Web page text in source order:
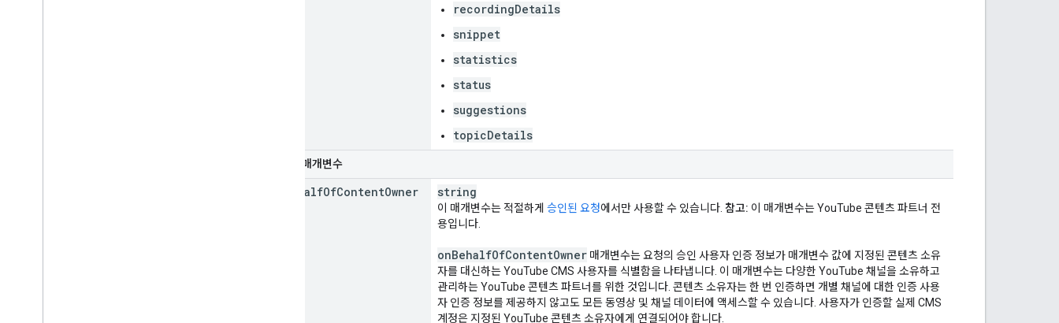
recordingDetails
snippet
statistics
status
suggestions
topicDetails
선택적 매개변수
BehalfOfContentOwner string
이 매개변수는 적절하게 승인된 요청에서만 사용할 수 있습니다. 참고: 이 매개변수는 YouTube 콘텐츠 파트너 전
용입니다.
onBehalfOfContentOwner 매개변수는 요청의 승인 사용자 인증 정보가 매개변수 값에 지정된 콘텐츠 소유
자를 대신하는 YouTube CMS 사용자를 식별함을 나타냅니다. 이 매개변수는 다양한 YouTube 채널을 소유하고
관리하는 YouTube 콘텐츠 파트너를 위한 것입니다. 콘텐츠 소유자는 한 번 인증하면 개별 채널에 대한 인증 사용
자 인증 정보를 제공하지 않고도 모든 동영상 및 채널 데이터에 액세스할 수 있습니다. 사용자가 인증할 실제 CMS
계정은 지정된 YouTube 콘텐츠 소유자에게 연결되어야 합니다.